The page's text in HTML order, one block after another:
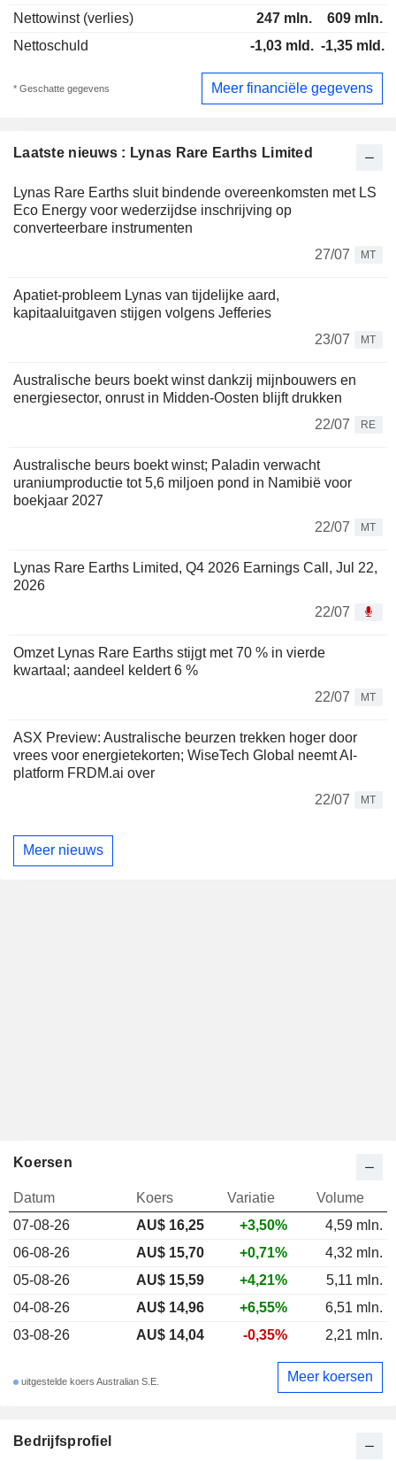
Laatste nieuws : Lynas Rare Earths Limited
Lynas Rare Earths sluit bindende overeenkomsten met LS
Eco Energy voor wederzijdse inschrijving op
converteerbare instrumenten
27/07
MT
Apatiet-probleem Lynas van tijdelijke aard,
kapitaaluitgaven stijgen volgens Jefferies
23/07
MT
Australische beurs boekt winst dankzij mijnbouwers en
energiesector, onrust in Midden-Oosten blijft drukken
22/07
RE
Australische beurs boekt winst; Paladin verwacht
uraniumproductie tot 5,6 miljoen pond in Namibië voor
boekjaar 2027
22/07
MT
Lynas Rare Earths Limited, Q4 2026 Earnings Call, Jul 22,
2026
22/07
Omzet Lynas Rare Earths stijgt met 70 % in vierde
kwartaal; aandeel keldert 6 %
22/07
MT
ASX Preview: Australische beurzen trekken hoger door
vrees voor energietekorten; WiseTech Global neemt AI-
platform FRDM.ai over
22/07
MT
Meer nieuws
Nettowinst (verlies)
247 mln.
609 mln.
Nettoschuld
-1,03 mld. -1,35 mld.
* Geschatte gegevens Meer financiële gegevens
Bedrijfsprofiel
Koersen
Datum Koers Variatie
Volume
07-08-26
AU$ 16,25 +3,50%
4,59 mln.
06-08-26
AU$ 15,70 +0,71%
4,32 mln.
05-08-26
AU$ 15,59 +4,21%
5,11 mln.
04-08-26
AU$ 14,96 +6,55%
6,51 mln.
03-08-26
AU$ 14,04 -0,35% 2,21 mln.
uitgestelde koers Australian S.E. Meer koersen